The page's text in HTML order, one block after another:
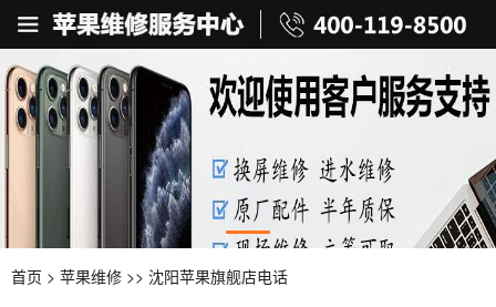
首页 > 苹果维修 >> 沈阳苹果旗舰店电话